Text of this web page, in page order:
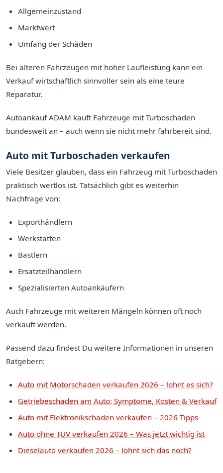
Allgemeinzustand
Marktwert
Umfang der Schäden
Bei älteren Fahrzeugen mit hoher Laufleistung kann ein
Verkauf wirtschaftlich sinnvoller sein als eine teure
Reparatur.
Autoankauf ADAM kauft Fahrzeuge mit Turboschaden
bundesweit an – auch wenn sie nicht mehr fahrbereit sind.
Auto mit Turboschaden verkaufen
Viele Besitzer glauben, dass ein Fahrzeug mit Turboschaden
praktisch wertlos ist. Tatsächlich gibt es weiterhin
Nachfrage von:
Exporthändlern
Werkstätten
Bastlern
Ersatzteilhändlern
Spezialisierten Autoankäufern
Auch Fahrzeuge mit weiteren Mängeln können oft noch
verkauft werden.
Passend dazu findest Du weitere Informationen in unseren
Ratgebern:
Auto mit Motorschaden verkaufen 2026 – lohnt es sich?
Getriebeschaden am Auto: Symptome, Kosten & Verkauf
Auto mit Elektronikschaden verkaufen – 2026 Tipps
Auto ohne TÜV verkaufen 2026 – Was jetzt wichtig ist
Dieselauto verkaufen 2026 – lohnt sich das noch?